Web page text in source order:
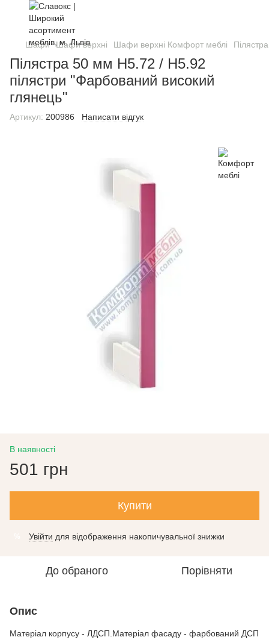
Шафи Шафи верхні Шафи верхні Комфорт меблі
Пілястра 50 мм Н5.72 / Н5.92
пілястри "Фарбований високий
глянець"
Артикул: 200986 Написати відгук
В наявності
501 грн
Купити
Увійти для відображення накопичувальної знижки
До обраного Порівняти
Опис
Матеріал корпусу - ЛДСП.Матеріал фасаду - фарбований ДСП